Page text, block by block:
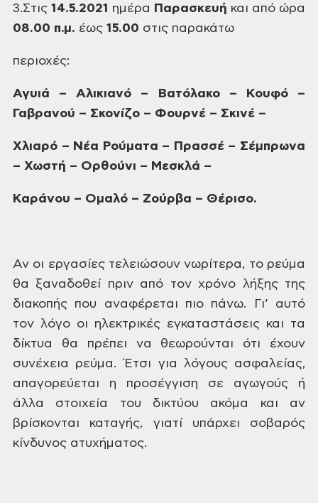
3.Στις 14.5.2021 ημέρα Παρασκευή και από ώρα
08.00 π.μ. έως 15.00 στις παρακάτω
περιοχές:
Αγυιά – Αλικιανό – Βατόλακο – Κουφό –
Γαβρανού – Σκονίζο – Φουρνέ – Σκινέ –
Χλιαρό – Νέα Ρούματα – Πρασσέ – Σέμπρωνα
– Χωστή – Ορθούνι – Μεσκλά –
Καράνου – Ομαλό – Ζούρβα – Θέρισο.
Αν οι εργασίες τελειώσουν νωρίτερα, τορεύμα
θα ξαναδοθεί πριν από τον χρόνο λήξης της
διακοπής που αναφέρεται πιο πάνω. Γι’ αυτό
τον λόγο οι ηλεκτρικές εγκαταστάσεις και τα
δίκτυα θα πρέπει να θεωρούνται ότι έχουν
συνέχεια ρεύμα. Έτσι για λόγους ασφαλείας,
απαγορεύεται η προσέγγιση σε αγωγούς ή
άλλα στοιχεία
του δικτύου ακόμα και αν
βρίσκονται καταγής, γιατί υπάρχει σοβαρός
κίνδυνος ατυχήματος.